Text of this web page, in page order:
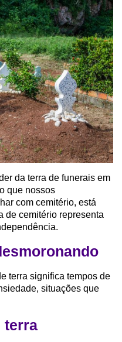
da terra de funerais em
que nossos
com cemitério, está
de cemitério representa
terra significa tempos de
situações que
terra